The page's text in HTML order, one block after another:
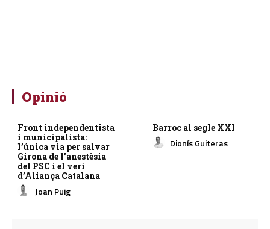
Opinió
Front independentista
i municipalista:
l’única via per salvar
Girona de l’anestèsia
del PSC i el verí
d’Aliança Catalana
Joan Puig
Barroc al segle XXI
Dionís Guiteras